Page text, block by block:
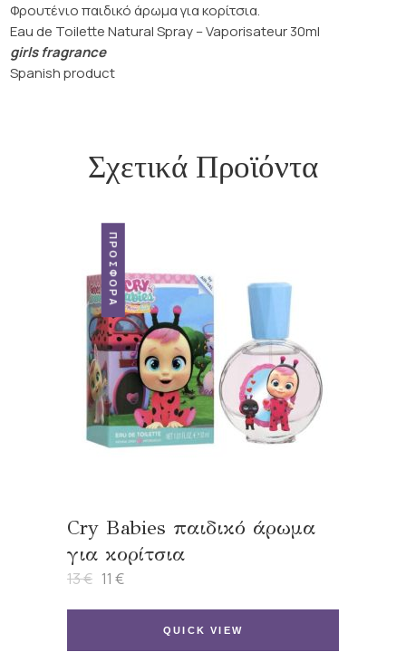
Φρουτένιο παιδικό άρωμα για κορίτσια.
Eau de Toilette Natural Spray – Vaporisateur 30ml
girls fragrance
Spanish product
Σχετικά Προϊόντα
ΠΡΟΣΦΟΡΆ
Cry Babies παιδικό άρωμα
για κορίτσια
13€ Original
was:
11 €
τιμή
QUICK VIEW